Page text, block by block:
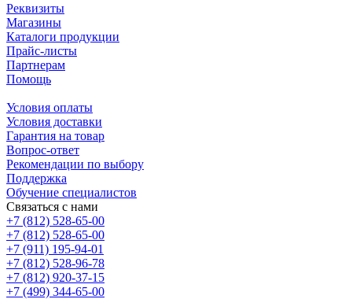
Реквизиты
Магазины
Каталоги продукции
Прайс-листы
Партнерам
Помощь
Условия оплаты
Условия доставки
Гарантия на товар
Вопрос-ответ
Рекомендации по выбору
Поддержка
Обучение специалистов
Связаться с нами
+7 (812) 528-65-00
+7 (812) 528-65-00
+7 (911) 195-94-01
+7 (812) 528-96-78
+7 (812) 920-37-15
+7 (499) 344-65-00